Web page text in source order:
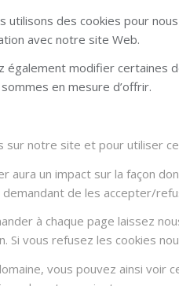
des cookies pour
avec notre site Web.
modifier
en mesure d’offrir.
notre site et pour utiliser
un impact sur la façon
de les accepter/
à chaque page laissez
vous refusez les cookies
vous pouvez ainsi voir